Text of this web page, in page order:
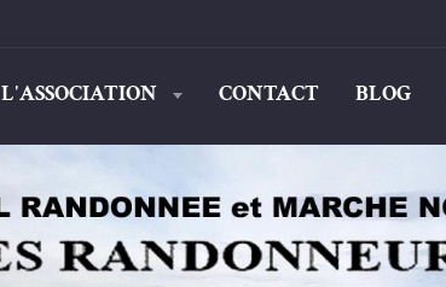
L'ASSOCIATION CONTACT BLOG